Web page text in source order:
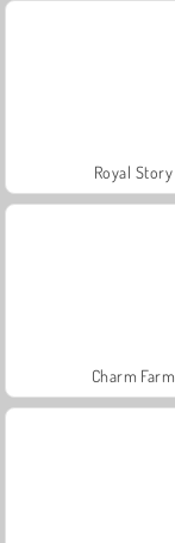
Royal Story
Charm Farm